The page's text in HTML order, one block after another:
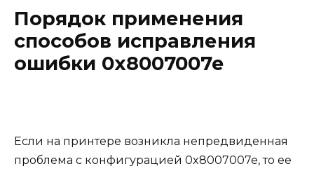
Порядок применения
способов исправления
ошибки 0x8007007e
Если на принтере возникла непредвиденная
проблема с конфигурацией 0x8007007e, то ее